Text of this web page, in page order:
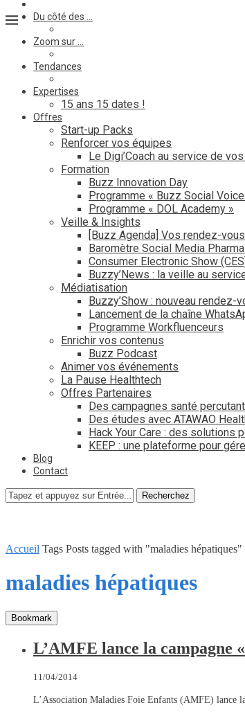
Du côté des …
Zoom sur …
Tendances
Expertises
15 ans 15 dates !
Offres
Start-up Packs
Renforcer vos équipes
Le Digi’Coach au service de
Formation
Buzz Innovation Day
Programme « Buzz Social
Programme « DOL Academy »
Veille & Insights
[Buzz Agenda] Vos rendez-
Baromètre Social Media
Consumer Electronic Show
Buzzy’News : la veille au
Médiatisation
Buzzy’Show : nouveau
Lancement de la chaîne
Programme Workfluenceurs
Enrichir vos contenus
Buzz Podcast
Animer vos événements
La Pause Healthtech
Offres Partenaires
Des campagnes santé
Des études avec ATAWAO
Hack Your Care : des solutions
KEEP : une plateforme pour
Blog
Contact
Recherchez
Accueil Tags Posts tagged with "maladies hépatiques"
maladies hépatiques
Bookmark
L’AMFE lance la campagne
11/04/2014
L’Association Maladies Foie Enfants (AMFE) lance